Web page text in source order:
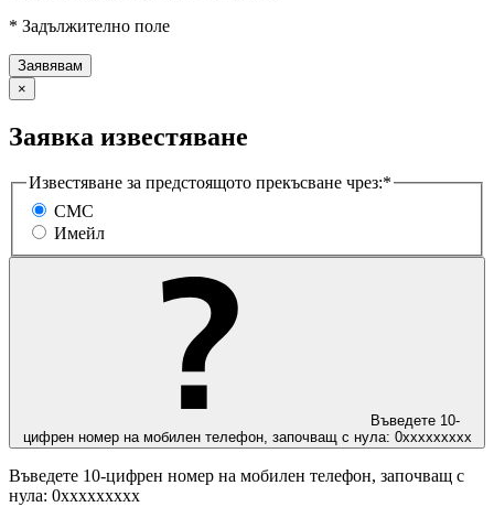
* Задължително поле
×
Заявка известяване
Известяване за предстоящото прекъсване чрез:*
СМС
Имейл
Въведете 10-
цифрен номер на мобилен телефон, започващ с нула: 0ххххххххх
Въведете 10-цифрен номер на мобилен телефон, започващ с
нула: 0ххххххххх